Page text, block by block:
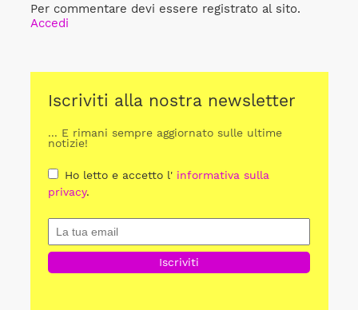
Per commentare devi essere registrato al sito.
Accedi
Iscriviti alla nostra newsletter
... E rimani sempre aggiornato sulle ultime
notizie!
Ho letto e accetto l' informativa sulla
privacy.